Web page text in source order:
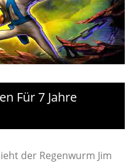
Für 7 Jahre
der Regenwurm Jim